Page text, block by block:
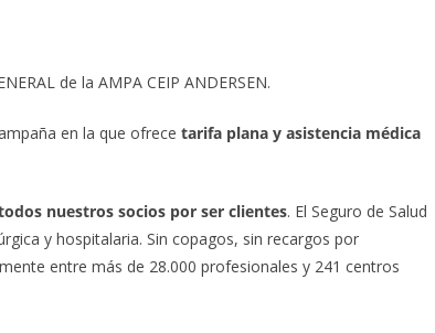
de la AMPA CEIP ANDERSEN.
en la que ofrece tarifa plana y asistencia médica
nuestros socios por ser clientes. El Seguro de Salud
y hospitalaria. Sin copagos, sin recargos por
entre más de 28.000 profesionales y 241 centros